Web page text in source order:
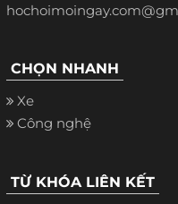
CHỌN NHANH
Xe
Công nghệ
TỪ KHÓA LIÊN KẾT